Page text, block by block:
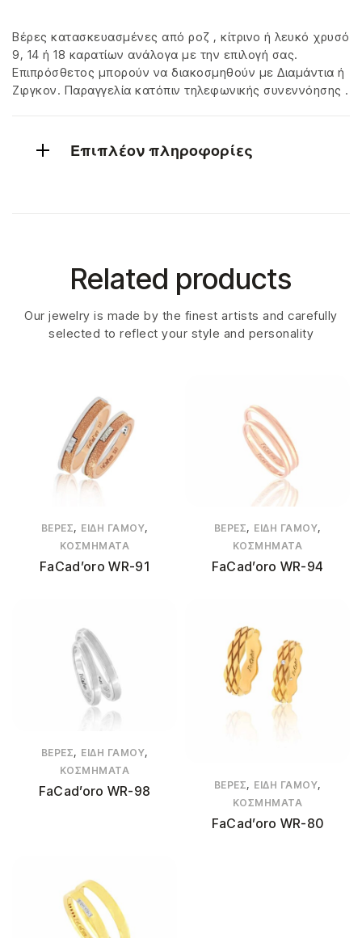
Βέρες κατασκευασμένες από ροζ , κίτρινο ή λευκό χρυσό
9, 14 ή 18 καρατίων ανάλογα με την επιλογή σας.
Επιπρόσθετος μπορούν να διακοσμηθούν με Διαμάντια ή
Ζιργκον. Παραγγελία κατόπιν τηλεφωνικής συνεννόησης .
Επιπλέον πληροφορίες
Related products
Our jewelry is made by the finest artists and carefully
selected to reflect your style and personality
ΒΈΡΕΣ, ΕΊΔΗ ΓΆΜΟΥ,
ΚΟΣΜΉΜΑΤΑ
FaCad’oro WR-91
ΒΈΡΕΣ, ΕΊΔΗ ΓΆΜΟΥ,
ΚΟΣΜΉΜΑΤΑ
FaCad’oro WR-94
ΒΈΡΕΣ, ΕΊΔΗ ΓΆΜΟΥ,
ΚΟΣΜΉΜΑΤΑ
FaCad’oro WR-98 ΒΈΡΕΣ, ΕΊΔΗ ΓΆΜΟΥ,
ΚΟΣΜΉΜΑΤΑ
FaCad’oro WR-80